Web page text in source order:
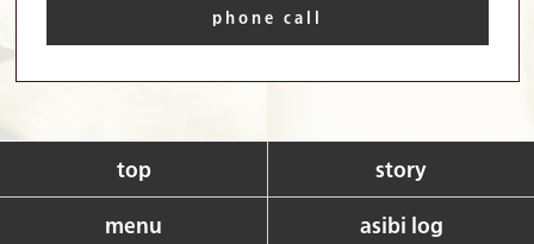
phone call
top story
menu asibi log